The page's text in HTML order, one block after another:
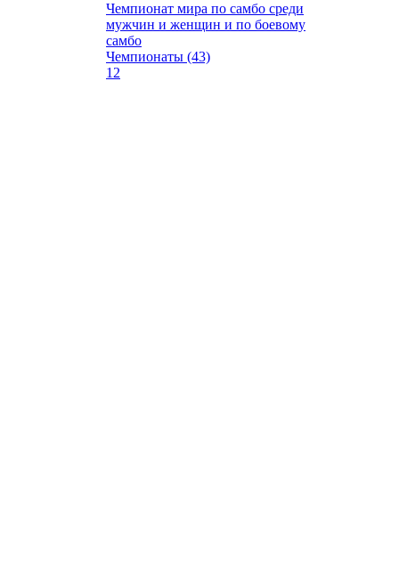
Чемпионат мира по самбо среди
мужчин и женщин и по боевому
самбо
Чемпионаты (43)
12